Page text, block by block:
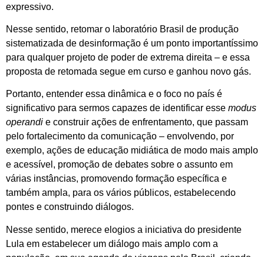
expressivo.
Nesse sentido, retomar o laboratório Brasil de produção
sistematizada de desinformação é um ponto importantíssimo
para qualquer projeto de poder de extrema direita – e essa
proposta de retomada segue em curso e ganhou novo gás.
Portanto, entender essa dinâmica e o foco no país é
significativo para sermos capazes de identificar esse modus
operandi e construir ações de enfrentamento, que passam
pelo fortalecimento da comunicação – envolvendo, por
exemplo, ações de educação midiática de modo mais amplo
e acessível, promoção de debates sobre o assunto em
várias instâncias, promovendo formação específica e
também ampla, para os vários públicos, estabelecendo
pontes e construindo diálogos.
Nesse sentido, merece elogios a iniciativa do presidente
Lula em estabelecer um diálogo mais amplo com a